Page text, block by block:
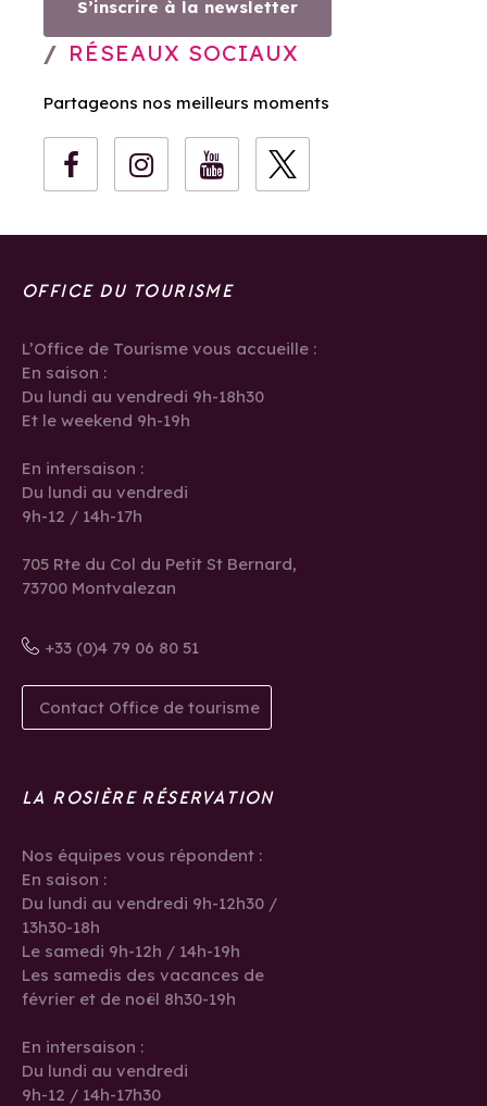
S’inscrire à la newsletter
RÉSEAUX SOCIAUX
Partageons nos meilleurs moments
OFFICE DU TOURISME
L’Office de Tourisme vous accueille :
En saison :
Du lundi au vendredi 9h-18h30
Et le weekend 9h-19h
En intersaison :
Du lundi au vendredi
9h-12 / 14h-17h
705 Rte du Col du Petit St Bernard,
73700 Montvalezan
+33 (0)4 79 06 80 51
Contact Office de tourisme
LA ROSIÈRE RÉSERVATION
Nos équipes vous répondent :
En saison :
Du lundi au vendredi 9h-12h30 /
13h30-18h
Le samedi 9h-12h / 14h-19h
Les samedis des vacances de
février et de noël 8h30-19h
En intersaison :
Du lundi au vendredi
9h-12 / 14h-17h30